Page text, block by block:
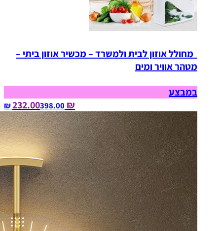
מחולל אוזון לבית ולמשרד – מכשיר אוזון ביתי –
מטהר אוויר ומים
במבצע
₪ 232.00
398.00‏ ₪